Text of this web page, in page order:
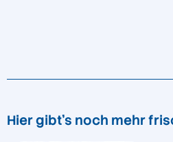
Hier gibt's noch mehr